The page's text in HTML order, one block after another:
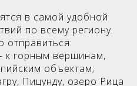
в самой удобной
по всему региону.
отправиться:
к горным вершинам,
объектам;
Пицунду, озеро Рица